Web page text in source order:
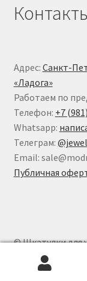
Адрес: Санкт-
«Ладога»
Работаем по
Телефон: +7
Whatsapp:
Телеграм:
Email:
Публичная
© Шкатулки для
обработки